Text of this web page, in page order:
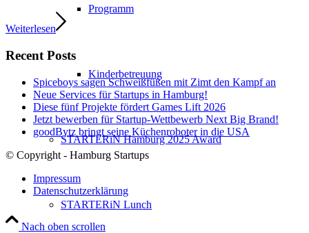
Programm
Kinderbetreuung
STARTERiN Hamburg 2025 Award
STARTERiN Lunch
Weiterlesen
Recent Posts
Spiceboys sagen Schweißfüßen mit Zimt den Kampf an
Neue Services für Startups in Hamburg!
Diese fünf Projekte fördert Games Lift 2026
Jetzt bewerben für Startup-Wettbewerb Next Big Brand!
goodBytz bringt seine Küchenroboter in die USA
© Copyright - Hamburg Startups
Impressum
Datenschutzerklärung
Nach oben scrollen